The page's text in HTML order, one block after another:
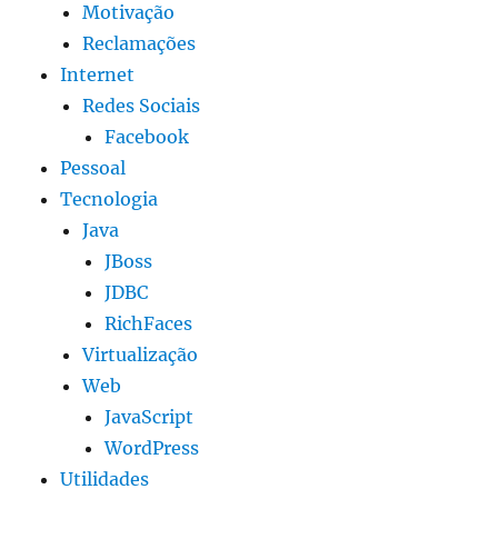
Motivação
Reclamações
Internet
Redes Sociais
Facebook
Pessoal
Tecnologia
Java
JBoss
JDBC
RichFaces
Virtualização
Web
JavaScript
WordPress
Utilidades